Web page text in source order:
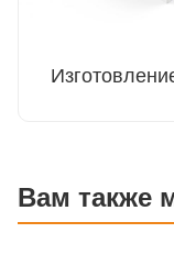
Вам также